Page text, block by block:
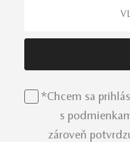
*Chcem sa
s
zároveň